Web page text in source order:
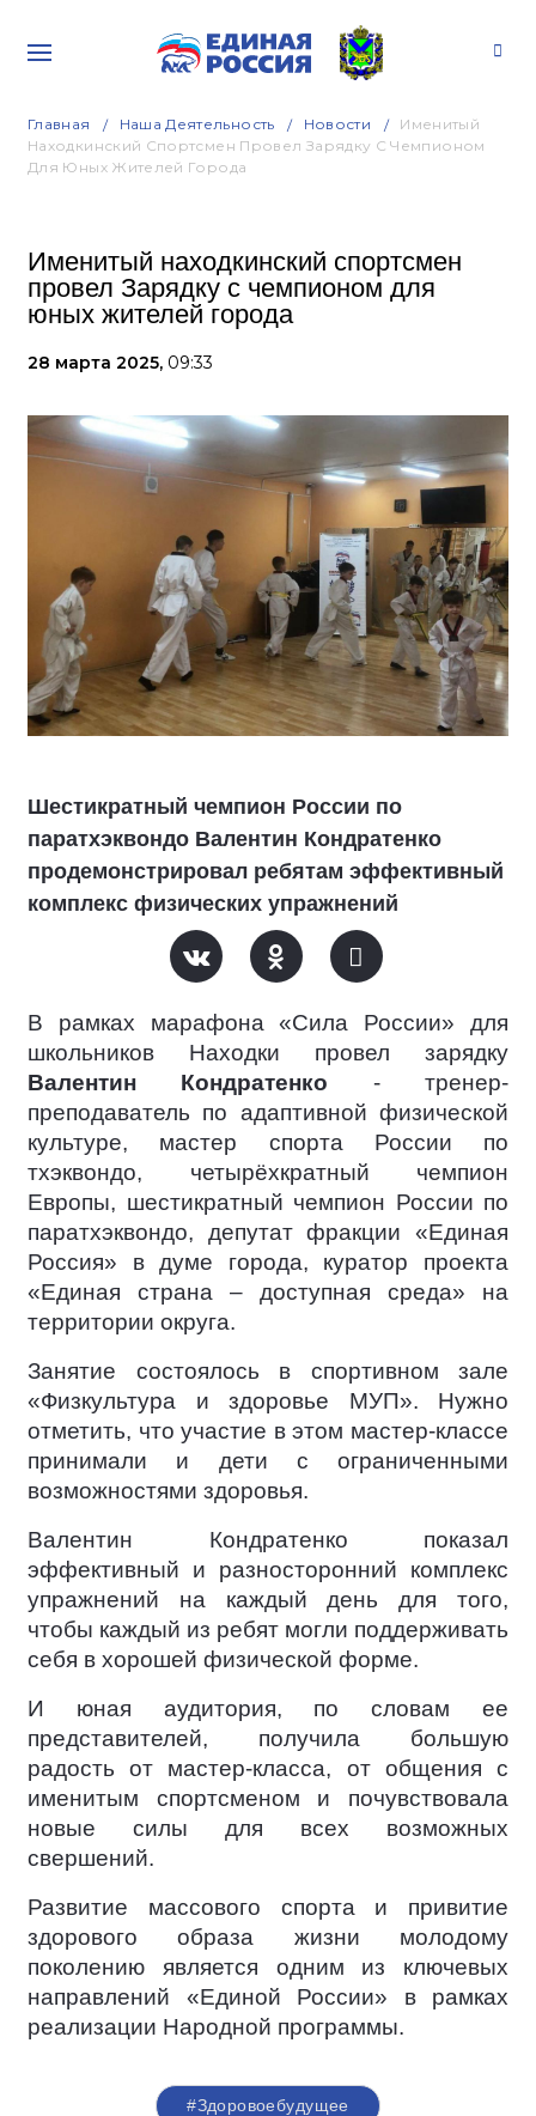
Главная Наша Деятельность Новости
Именитый
Находкинский Спортсмен Провел Зарядку С Чемпионом
Для Юных Жителей Города
Именитый находкинский спортсмен
провел Зарядку с чемпионом для
юных жителей города
28 марта 2025, 09:33
Шестикратный чемпион России по
паратхэквондо Валентин Кондратенко
продемонстрировал ребятам эффективный
комплекс физических упражнений
В рамках марафона «Сила России» для
школьников Находки провел зарядку
Валентин Кондратенко - тренер-
преподаватель по адаптивной физической
культуре, мастер спорта России по
тхэквондо, четырёхкратный чемпион
Европы, шестикратный чемпион России по
паратхэквондо, депутат фракции «Единая
Россия» в думе города, куратор проекта
«Единая страна – доступная среда» на
территории округа.
Занятие состоялось в спортивном зале
«Физкультура и здоровье МУП». Нужно
отметить, что участие в этом мастер-классе
принимали и дети с ограниченными
возможностями здоровья.
Валентин Кондратенко показал
эффективный и разносторонний комплекс
упражнений на каждый день для того,
чтобы каждый из ребят могли поддерживать
себя в хорошей физической форме.
И юная аудитория, по словам ее
представителей, получила большую
радость от мастер-класса, от общения с
именитым спортсменом и почувствовала
новые силы для всех возможных
свершений.
Развитие массового спорта и привитие
здорового образа жизни молодому
поколению является одним из ключевых
направлений «Единой России» в рамках
реализации Народной программы.
#Здоровоебудущее